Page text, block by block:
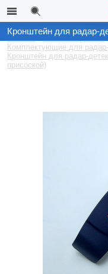
Каталог Автоэлектроника
Комплектующие для радар-
Кронштейн для радар-
присоской)
Кронштейн для радар-